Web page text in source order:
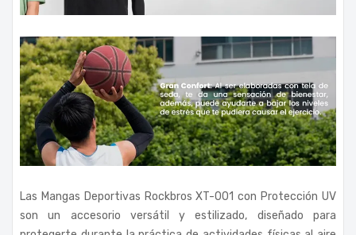
Las Mangas Deportivas Rockbros XT-001 con Protección UV
son un accesorio versátil y estilizado, diseñado para